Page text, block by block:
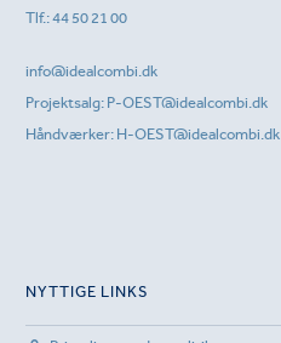
Tlf.:44 50 21 00
info@idealcombi.dk
Projektsalg: P-OEST@idealcombi.dk
Håndværker: H-OEST@idealcombi.dk
NYTTIGE LINKS